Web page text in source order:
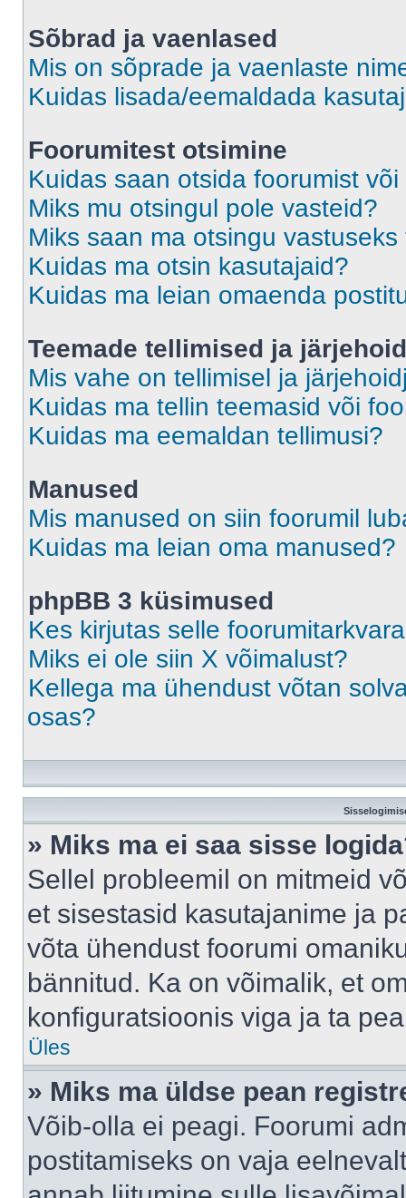
Sõbrad ja vaenlased
Mis on sõprade ja vaenlaste
Kuidas lisada/eemaldada
Foorumitest otsimine
Kuidas saan otsida foorumist
Miks mu otsingul pole vasteid?
Miks saan ma otsingu
Kuidas ma otsin kasutajaid?
Kuidas ma leian omaenda
Teemade tellimised ja
Mis vahe on tellimisel ja
Kuidas ma tellin teemasid või
Kuidas ma eemaldan tellimusi?
Manused
Mis manused on siin foorumil
Kuidas ma leian oma manused?
phpBB 3 küsimused
Kes kirjutas selle
Miks ei ole siin X võimalust?
Kellega ma ühendust võtan
osas?
» Miks ma ei saa sisse
Sellel probleemil on mitmeid
et sisestasid kasutajanime ja
võta ühendust foorumi
bännitud. Ka on võimalik, et
konfiguratsioonis viga ja ta
Üles
» Miks ma üldse pean
Võib-olla ei peagi. Foorumi
postitamiseks on vaja